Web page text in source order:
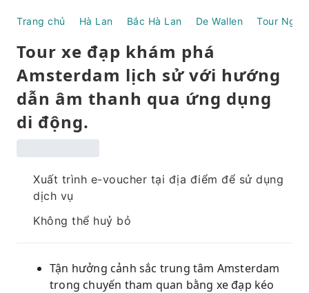
Trang chủ Hà Lan Bắc Hà Lan De Wallen Tour Ngày
Tour xe đạp khám phá
Amsterdam lịch sử với hướng
dẫn âm thanh qua ứng dụng
di động.
Xuất trình e-voucher tại địa điểm để sử dụng
dịch vụ
Không thể huỷ bỏ
Tận hưởng cảnh sắc trung tâm Amsterdam
trong chuyến tham quan bằng xe đạp kéo